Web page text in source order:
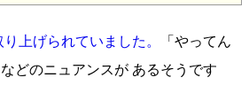
上げられていました。
「やってん
どのニュアンスが あるそうです